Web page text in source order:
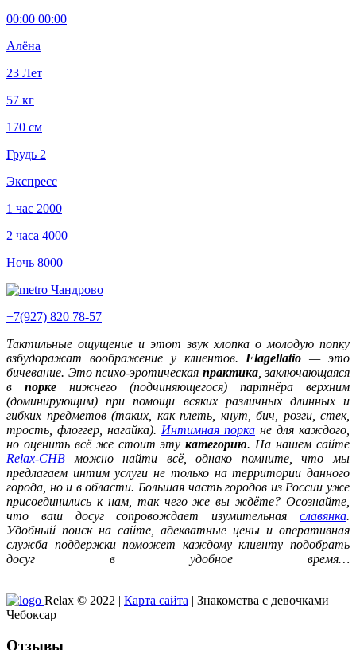
00:00 00:00
Алёна
23 Лет
57 кг
170 см
Грудь 2
Экспресс
1 час 2000
2 часа 4000
Ночь 8000
Чандрово
+7(927) 820 78-57
Тактильные ощущение и этот звук хлопка о молодую попку
взбудоражат воображение у клиентов.Flagellatio — это
бичевание. Это психо-эротическая практика, заключающаяся
в порке нижнего (подчиняющегося) партнёра верхним
(доминирующим) при помощи всяких различных длинных и
гибких предметов (таких, как плеть, кнут, бич, розги, стек,
трость, флоггер, нагайка). Интимная порка не для каждого,
но оценить всё же стоит этукатегорию. На нашем сайте
Relax-CHB можно найти всё, однако помните, что мы
предлагаем интим услуги не только на территории данного
города, но и в области. Большая часть городов из России уже
присоединились к нам, так чего же вы ждёте? Осознайте,
что ваш досуг сопровождает изумительная славянка.
Удобный поиск на сайте, адекватные цены и оперативная
служба поддержки поможет каждому клиенту подобрать
досуг в удобное время…
Relax © 2022 | Карта сайта | Знакомства с девочками
Чебоксар
Отзывы